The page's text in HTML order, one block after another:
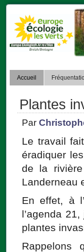
Accueil
Plantes
Par
Le travail
éradiquer
de la
Landerneau
En effet, à
l’agenda
plantes
Rappelons